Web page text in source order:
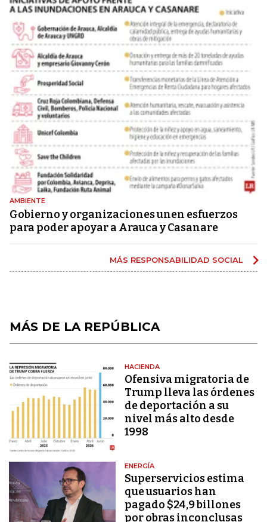
AMBIENTE
Gobierno y organizaciones unen esfuerzos
para poder apoyar a Arauca y Casanare
MÁS RESPONSABILIDAD SOCIAL
MÁS DE LA REPÚBLICA
HACIENDA
Ofensiva migratoria de
Trump lleva las órdenes
de deportación a su
nivel más alto desde
1998
ENERGÍA
Superservicios estima
que usuarios han
pagado $24,9 billones
por obras inconclusas